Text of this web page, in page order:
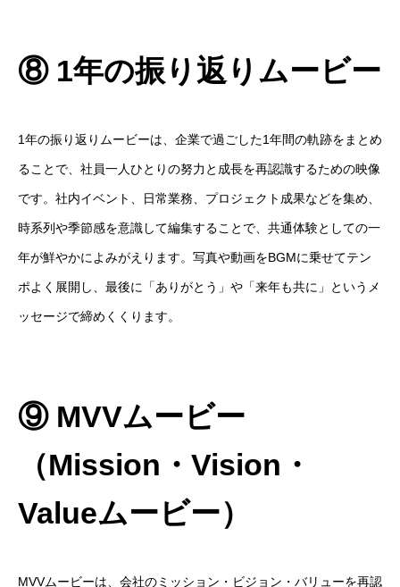
⑧ 1年の振り返りムービー
1年の振り返りムービーは、企業で過ごした1年間の軌跡をまとめ
ることで、社員一人ひとりの努力と成長を再認識するための映像
です。社内イベント、日常業務、プロジェクト成果などを集め、
時系列や季節感を意識して編集することで、共通体験としての一
年が鮮やかによみがえります。写真や動画をBGMに乗せてテン
ポよく展開し、最後に「ありがとう」や「来年も共に」というメ
ッセージで締めくくります。
⑨ MVVムービー
（Mission・Vision・
Valueムービー）
MVVムービーは、会社のミッション・ビジョン・バリューを再認